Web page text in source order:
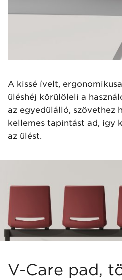
A kissé ívelt,
üléshéj körülöleli a
az egyedülálló, szövethez
kellemes tapintást ad, így
az ülést.
V-Care pad,